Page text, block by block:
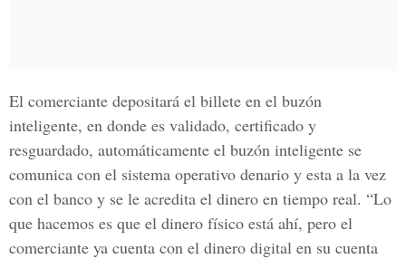
El comerciante depositará el billete en el buzón
inteligente, en donde es validado, certificado y
resguardado, automáticamente el buzón inteligente se
comunica con el sistema operativo denario y esta a la vez
con el banco y se le acredita el dinero en tiempo real. “Lo
que hacemos es que el dinero físico está ahí, pero el
comerciante ya cuenta con el dinero digital en su cuenta